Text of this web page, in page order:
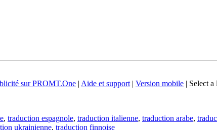
sur PROMT.One | Aide et support | Version mobile | Select a
, traduction espagnole, traduction italienne, traduction arabe,
ukrainienne, traduction finnoise